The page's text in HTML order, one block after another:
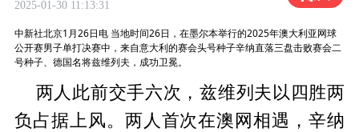
2025-01-30 11:13:31
中新社北京1月26日电 当地时间26日，在墨尔本举行的2025年澳大利亚网球
公开赛男子单打决赛中，来自意大利的赛会头号种子辛纳直落三盘击败赛会二
号种子、德国名将兹维列夫，成功卫冕。
两人此前交手六次，兹维列夫以四胜两
负占据上风。两人首次在澳网相遇，辛纳